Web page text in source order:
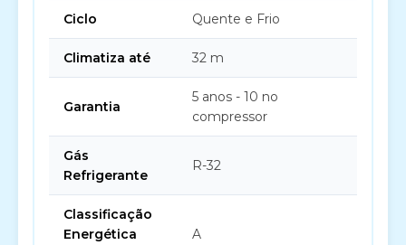
Ciclo Quente e Frio
Climatiza até 32 m
Garantia
5 anos - 10 no
compressor
Gás
Refrigerante
R-32
Classificação
Energética
A